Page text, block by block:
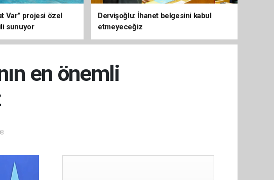
Var” projesi özel
sunuyor
Dervişoğlu: İhanet belgesini kabul
etmeyeceğiz
en önemli